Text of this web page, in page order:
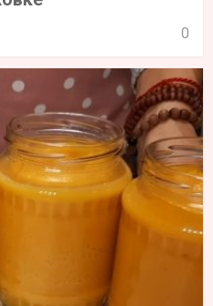
0